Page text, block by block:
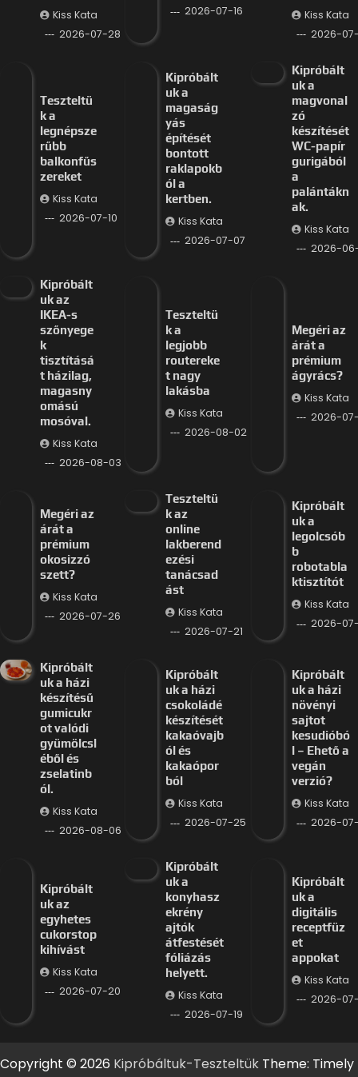
Kiss Kata
2026-07-28
2026-07-16
Kiss Kata
2026-
Teszteltü
k a
legnépsze
rűbb
balkonfűs
zereket
Kiss Kata
2026-07-10
Kipróbált
uk a
magaság
yás
építését
bontott
raklapokb
ól a
kertben.
Kiss Kata
2026-07-07
Kipróbált
uk a
magvonal
zó
készítését
WC-papír
gurigából
a
palántákn
ak.
Kiss Kata
2026-
Kipróbált
uk az
IKEA-s
szőnyege
k
tisztításá
t házilag,
magasny
omású
mosóval.
Kiss Kata
2026-08-03
Teszteltü
k a
legjobb
routereke
t nagy
lakásba
Kiss Kata
2026-08-02
Megéri az
árát a
prémium
ágyrács?
Kiss Kata
2026-
Megéri az
árát a
prémium
okosizzó
szett?
Kiss Kata
2026-07-26
Teszteltü
k az
online
lakberend
ezési
tanácsad
ást
Kiss Kata
2026-07-21
Kipróbált
uk a
legolcsób
b
robotabla
ktisztítót
Kiss Kata
2026-
Kipróbált
uk a házi
készítésű
gumicukr
ot valódi
gyümölcsl
éből és
zselatinb
ól.
Kiss Kata
2026-08-06
Kipróbált
uk a házi
csokoládé
készítését
kakaóvajb
ól és
kakaópor
ból
Kiss Kata
2026-07-25
Kipróbált
uk a házi
növényi
sajtot
kesudióbó
l – Ehető a
vegán
verzió?
Kiss Kata
2026-
Kipróbált
uk az
egyhetes
cukorstop
kihívást
Kiss Kata
2026-07-20
Kipróbált
uk a
konyhasz
ekrény
ajtók
átfestését
fóliázás
helyett.
Kiss Kata
2026-07-19
Kipróbált
uk a
digitális
receptfüz
et
appokat
Kiss Kata
2026-
Copyright © 2026 Kipróbáltuk-Teszteltük Theme: Timely